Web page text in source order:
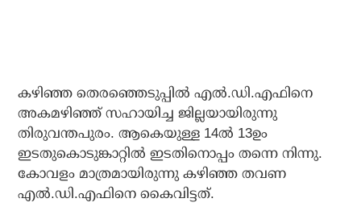
കഴിഞ്ഞ തെരഞ്ഞെടുപ്പില്‍ എല്‍.ഡി.എഫിനെ
അകമഴിഞ്ഞ് സഹായിച്ച ജില്ലയായിരുന്നു
തിരുവന്തപുരം. ആകെയുള്ള 14ല്‍ 13ഉം
ഇടതുകൊടുങ്കാറ്റില്‍ ഇടതിനൊപ്പം തന്നെ നിന്നു.
കോവളം മാത്രമായിരുന്നു കഴിഞ്ഞ തവണ
എല്‍.ഡി.എഫിനെ കൈവിട്ടത്.